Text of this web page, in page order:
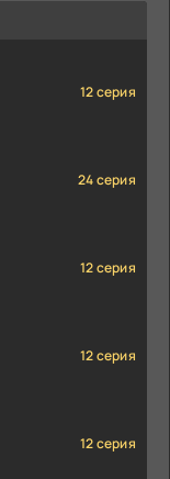
12 серия
24 серия
12 серия
12 серия
12 серия